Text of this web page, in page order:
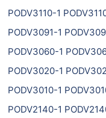
PODV3110-1
PODV3091-1
PODV3060-1
PODV3020-1
PODV3010-1
PODV2140-1